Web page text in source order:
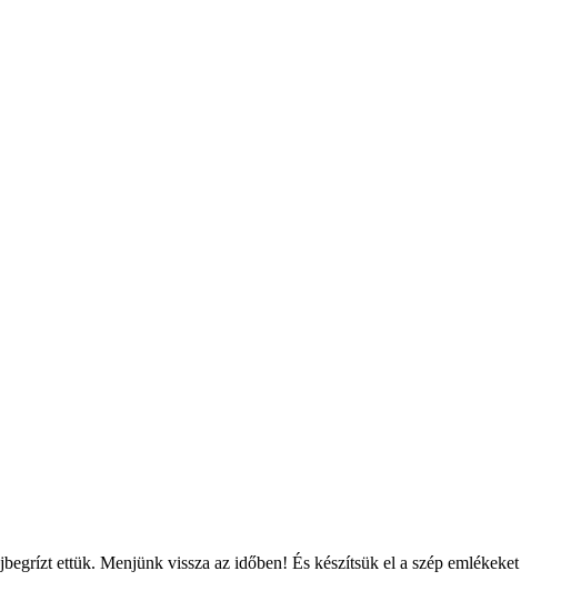
ettük. Menjünk vissza az időben! És készítsük el a szép emlékeket